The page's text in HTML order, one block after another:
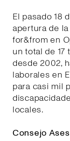
El pasado 18
apertura de
for&from en
un total de
desde 2002,
laborales en
para casi mil
locales.
Consejo